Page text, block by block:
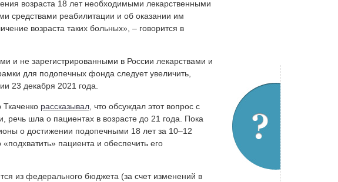
возраста 18 лет необходимыми лекарственными
средствами реабилитации и об оказании им
возраста таких больных», – говорится в
и не зарегистрированными в России лекарствами и
для подопечных фонда следует увеличить,
23 декабря 2021 года.
рассказывал, что обсуждал этот вопрос с
речь шла о пациентах в возрасте до 21 года. Пока
о достижении подопечными 18 лет за 10–12
пациента и обеспечить его
из федерального бюджета (за счет изменений в